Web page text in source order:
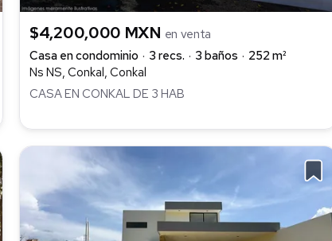
$4,200,000 MXN en venta
Casa en condominio
3 recs. 3 baños
252 m²
Ns NS, Conkal, Conkal
CASA EN CONKAL DE 3 HAB